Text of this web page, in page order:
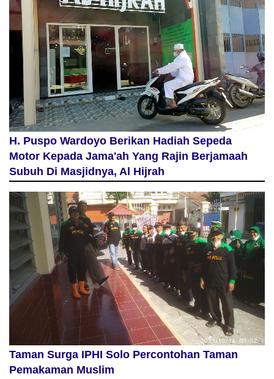
H. Puspo Wardoyo Berikan Hadiah Sepeda
Motor Kepada Jama'ah Yang Rajin Berjamaah
Subuh Di Masjidnya, Al Hijrah
Taman Surga IPHI Solo Percontohan Taman
Pemakaman Muslim